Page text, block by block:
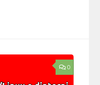
0